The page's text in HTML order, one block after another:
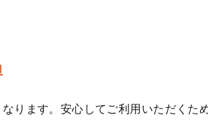
ります。安心してご利用いただくた